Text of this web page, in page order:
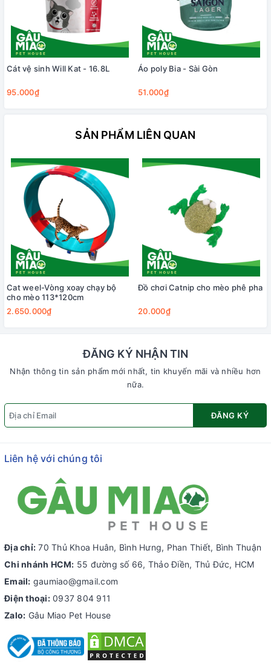
Cát vệ sinh Will Kat - 16.8L
95.000₫
Áo poly Bia - Sài Gòn
51.000₫
SẢN PHẨM LIÊN QUAN
Cat weel-Vòng xoay chạy bộ
cho mèo 113*120cm
2.650.000₫
Đồ chơi Catnip cho mèo phê pha
20.000₫
ĐĂNG KÝ NHẬN TIN
Nhận thông tin sản phẩm mới nhất, tin khuyến mãi và nhiều hơn
nữa.
ĐĂNG KÝ
Liên hệ với chúng tôi
Địa chỉ: 70 Thủ Khoa Huân, Bình Hưng, Phan Thiết, Bình Thuận
Chi nhánh HCM: 55 đường số 66, Thảo Điền, Thủ Đức, HCM
Email: gaumiao@gmail.com
Điện thoại: 0937 804 911
Zalo: Gâu Miao Pet House